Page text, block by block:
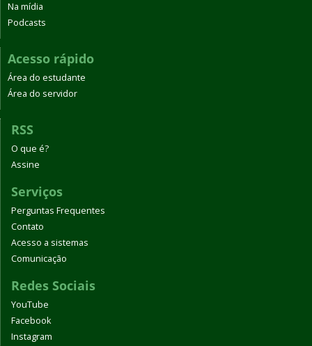
Na mídia
Podcasts
Acesso rápido
Área do estudante
Área do servidor
RSS
O que é?
Assine
Serviços
Perguntas Frequentes
Contato
Acesso a sistemas
Comunicação
Redes Sociais
YouTube
Facebook
Instagram